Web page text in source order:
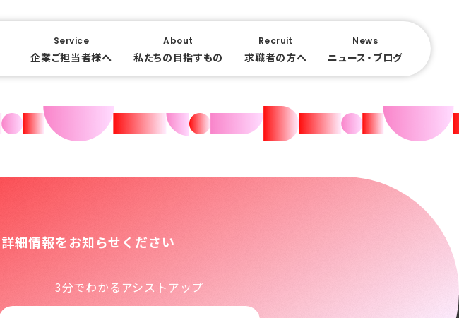
Service
企業ご担当者様へ
About
私たちの目指すもの
Recruit
求職者の方へ
News
ニュース・ブログ
詳細情報をお知らせください
3分でわかるアシストアップ